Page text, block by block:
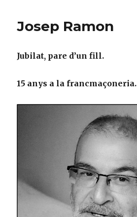
Josep Ramon
Jubilat, pare d’un fill.
15 anys a la francmaçoneria.